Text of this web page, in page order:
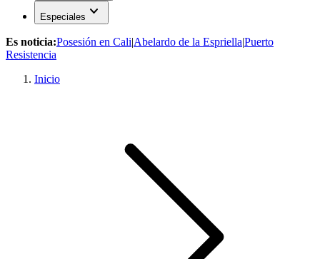
Especiales expand_more
Es noticia:Posesión en Cali|Abelardo de la Espriella|Puerto
Resistencia
Inicio